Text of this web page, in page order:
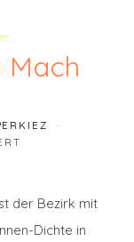
Mach
der Bezirk mit
Dichte in